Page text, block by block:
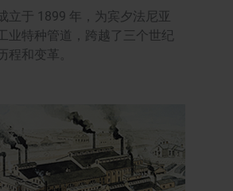
立于 1899 年，为宾夕法尼亚
业特种管道，跨越了三个世纪
程和变革。